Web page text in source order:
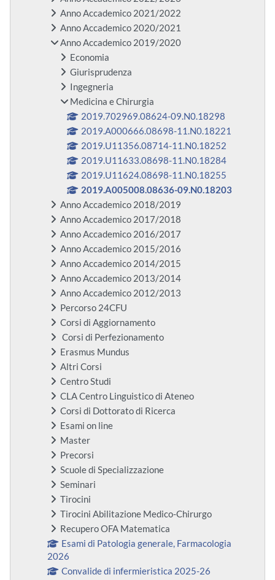
Anno Accademico 2021/2022
Anno Accademico 2020/2021
Anno Accademico 2019/2020
Economia
Giurisprudenza
Ingegneria
Medicina e Chirurgia
2019.702969.08624-09.N0.18298
2019.A000666.08698-11.N0.18221
2019.U11356.08714-11.N0.18252
2019.U11633.08698-11.N0.18284
2019.U11624.08698-11.N0.18255
2019.A005008.08636-09.N0.18203
Anno Accademico 2018/2019
Anno Accademico 2017/2018
Anno Accademico 2016/2017
Anno Accademico 2015/2016
Anno Accademico 2014/2015
Anno Accademico 2013/2014
Anno Accademico 2012/2013
Percorso 24CFU
Corsi di Aggiornamento
Corsi di Perfezionamento
Erasmus Mundus
Altri Corsi
Centro Studi
CLA Centro Linguistico di Ateneo
Corsi di Dottorato di Ricerca
Esami on line
Master
Precorsi
Scuole di Specializzazione
Seminari
Tirocini
Tirocini Abilitazione Medico-Chirurgo
Recupero OFA Matematica
Esami di Patologia generale, Farmacologia
2026
Convalide di infermieristica 2025-26